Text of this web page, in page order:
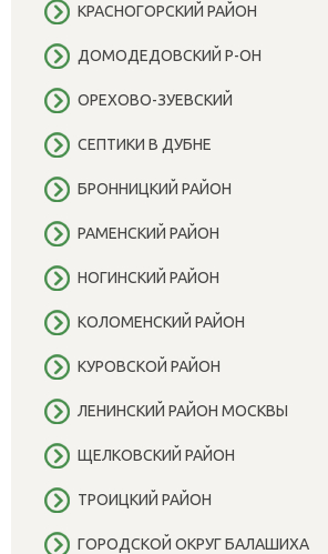
КРАСНОГОРСКИЙ РАЙОН
ДОМОДЕДОВСКИЙ Р-ОН
ОРЕХОВО-ЗУЕВСКИЙ
СЕПТИКИ В ДУБНЕ
БРОННИЦКИЙ РАЙОН
РАМЕНСКИЙ РАЙОН
НОГИНСКИЙ РАЙОН
КОЛОМЕНСКИЙ РАЙОН
КУРОВСКОЙ РАЙОН
ЛЕНИНСКИЙ РАЙОН МОСКВЫ
ЩЕЛКОВСКИЙ РАЙОН
ТРОИЦКИЙ РАЙОН
ГОРОДСКОЙ ОКРУГ БАЛАШИХА